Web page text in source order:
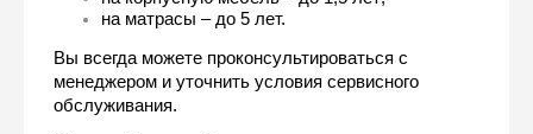
на матрасы – до 5 лет.
Вы всегда можете проконсультироваться с
менеджером и уточнить условия сервисного
обслуживания.